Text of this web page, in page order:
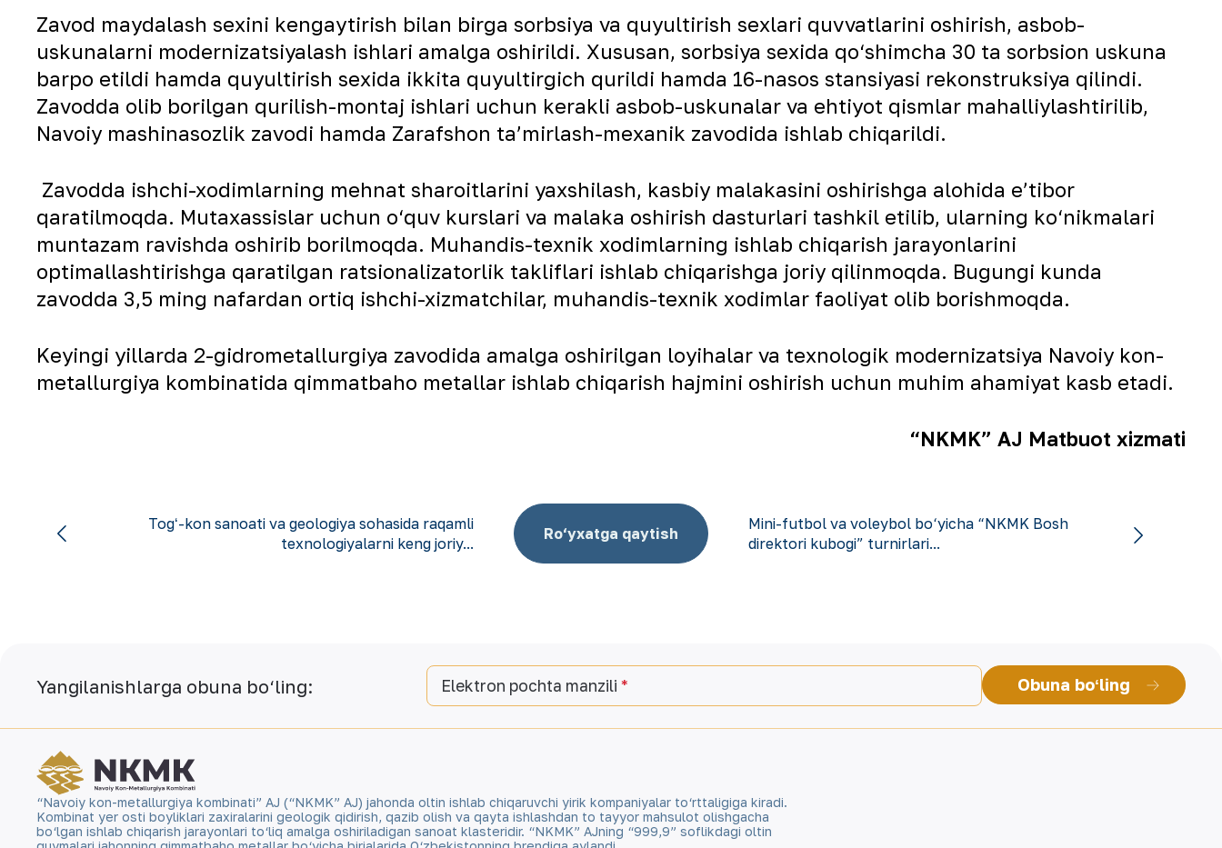
Zavod maydalash sexini kengaytirish bilan birga sorbsiya va quyultirish sexlari quvvatlarini oshirish, asbob-
uskunalarni modernizatsiyalash ishlari amalga oshirildi. Xususan, sorbsiya sexida qo‘shimcha 30 ta sorbsion uskuna
barpo etildi hamda quyultirish sexida ikkita quyultirgich qurildi hamda 16-nasos stansiyasi rekonstruksiya qilindi.
Zavodda olib borilgan qurilish-montaj ishlari uchun kerakli asbob-uskunalar va ehtiyot qismlar mahalliylashtirilib,
Navoiy mashinasozlik zavodi hamda Zarafshon taʼmirlash-mexanik zavodida ishlab chiqarildi.
Zavodda ishchi-xodimlarning mehnat sharoitlarini yaxshilash, kasbiy malakasini oshirishga alohida eʼtibor
qaratilmoqda. Mutaxassislar uchun o‘quv kurslari va malaka oshirish dasturlari tashkil etilib, ularning ko‘nikmalari
muntazam ravishda oshirib borilmoqda. Muhandis-texnik xodimlarning ishlab chiqarish jarayonlarini
optimallashtirishga qaratilgan ratsionalizatorlik takliflari ishlab chiqarishga joriy qilinmoqda. Bugungi kunda
zavodda 3,5 ming nafardan ortiq ishchi-xizmatchilar, muhandis-texnik xodimlar faoliyat olib borishmoqda.
Keyingi yillarda 2-gidrometallurgiya zavodida amalga oshirilgan loyihalar va texnologik modernizatsiya Navoiy kon-
metallurgiya kombinatida qimmatbaho metallar ishlab chiqarish hajmini oshirish uchun muhim ahamiyat kasb etadi.
“NKMK” AJ Matbuot xizmati
Togʻ-kon sanoati va geologiya sohasida raqamli
texnologiyalarni keng joriy...
Ro‘yxatga qaytish
Mini-futbol va voleybol bo‘yicha “NKMK Bosh
direktori kubogi” turnirlari...
Yangilanishlarga obuna bo‘ling: Elektron pochta manzili Obuna boʻling
“Navoiy kon-metallurgiya kombinati” AJ (“NKMK” AJ) jahonda oltin ishlab chiqaruvchi yirik kompaniyalar to‘rttaligiga kiradi.
Kombinat yer osti boyliklari zaxiralarini geologik qidirish, qazib olish va qayta ishlashdan to tayyor mahsulot olishgacha
bo‘lgan ishlab chiqarish jarayonlari to‘liq amalga oshiriladigan sanoat klasteridir. “NKMK” AJning “999,9” soflikdagi oltin